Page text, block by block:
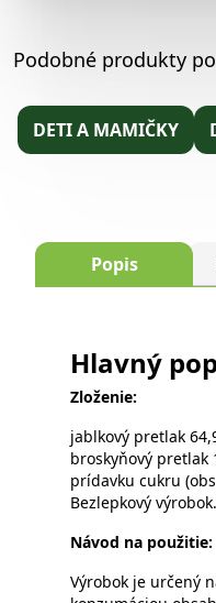
Podobné produkty
DETI A MAMIČKY
Popis
Hlavný
Zloženie:
jablkový pretlak
broskyňový pretlak
prídavku cukru
Bezlepkový
Návod na použitie:
Výrobok je určený